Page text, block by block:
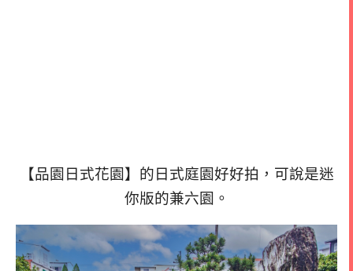
【品園日式花園】的日式庭園好好拍，可說是迷
你版的兼六園。